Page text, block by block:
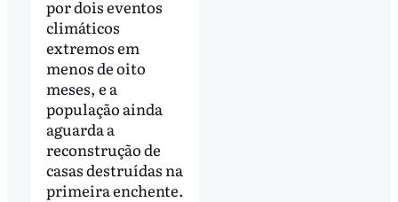
por dois eventos
climáticos
extremos em
menos de oito
meses, e a
população ainda
aguarda a
reconstrução de
casas destruídas na
primeira enchente.